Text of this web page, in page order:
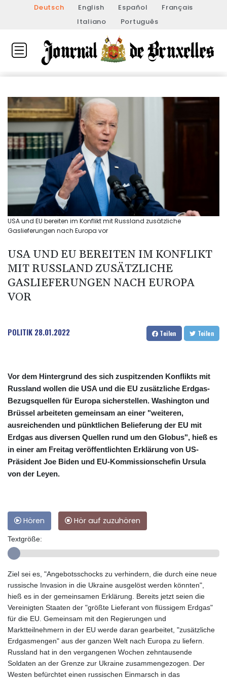
Deutsch English Español
Français
Italiano
Português
USA und EU bereiten im Konflikt mit Russland zusätzliche
Gaslieferungen nach Europa vor
USA UND EU BEREITEN IM KONFLIKT
MIT RUSSLAND ZUSÄTZLICHE
GASLIEFERUNGEN NACH EUROPA
VOR
POLITIK 28.01.2022 Teilen Teilen
Vor dem Hintergrund des sich zuspitzenden Konflikts mit
Russland wollen die USA und die EU zusätzliche Erdgas-
Bezugsquellen für Europa sicherstellen. Washington und
Brüssel arbeiteten gemeinsam an einer "weiteren,
ausreichenden und pünktlichen Belieferung der EU mit
Erdgas aus diversen Quellen rund um den Globus", hieß es
in einer am Freitag veröffentlichten Erklärung von US-
Präsident Joe Biden und EU-Kommissionschefin Ursula
von der Leyen.
Hören Hör auf zuzuhören
Textgröße:
Ziel sei es, "Angebotsschocks zu verhindern, die durch eine neue
russische Invasion in die Ukraine ausgelöst werden könnten",
hieß es in der gemeinsamen Erklärung. Bereits jetzt seien die
Vereinigten Staaten der "größte Lieferant von flüssigem Erdgas"
für die EU. Gemeinsam mit den Regierungen und
Marktteilnehmern in der EU werde daran gearbeitet, "zusätzliche
Erdgasmengen" aus der ganzen Welt nach Europa zu liefern.
Russland hat in den vergangenen Wochen zehntausende
Soldaten an der Grenze zur Ukraine zusammengezogen. Der
Westen befürchtet einen russischen Einmarsch in das